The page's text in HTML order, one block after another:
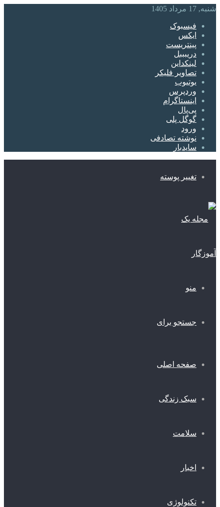
شنبه, 17 مرداد 1405
فیسبوک
ایکس
پینتریست
دریبببل
لینکداین
تصاویر فلیکر
یوتیوب
وردپرس
اینستاگرام
پی‌پال
گوگل پلی
ورود
نوشته تصادفی
سایدبار
تغییر پوسته
منو
جستجو برای
صفحه اصلی
سبک زندگی
سلامت
اخبار
تکنولوژی